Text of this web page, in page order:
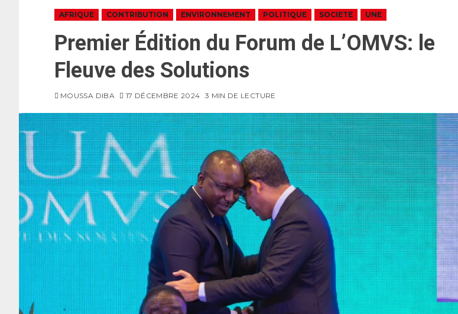
AFRIQUE CONTRIBUTION ENVIRONNEMENT POLITIQUE SOCIETE UNE
Premier Édition du Forum de L’OMVS: le
Fleuve des Solutions
MOUSSA DIBA 17 DÉCEMBRE 2024 3 MIN DE LECTURE